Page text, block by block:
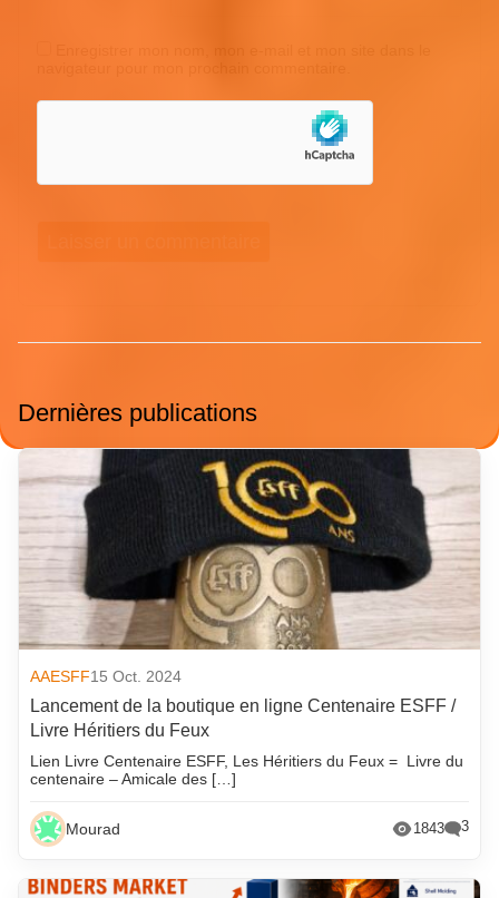
Dernières publications
AAESFF15 Oct. 2024
Lancement de la boutique en ligne Centenaire ESFF /
Livre Héritiers du Feux
Lien Livre Centenaire ESFF, Les Héritiers du Feux = Livre du
centenaire – Amicale des […]
Mourad 1843 3